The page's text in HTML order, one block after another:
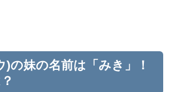
)の妹の名前は「みき」！